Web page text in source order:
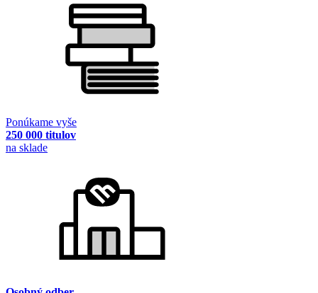
Ponúkame vyše
250 000 titulov
na sklade